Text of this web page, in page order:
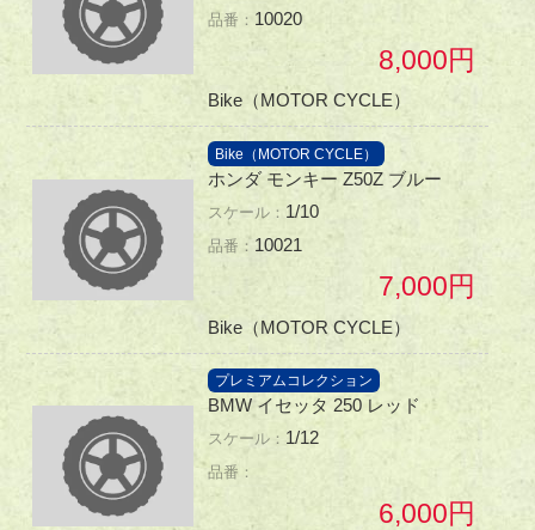
10020
8,000
Bike（MOTOR CYCLE）
Bike（MOTOR CYCLE）
ホンダ モンキー Z50Z ブルー
1/10
10021
7,000
Bike（MOTOR CYCLE）
プレミアムコレクション
BMW イセッタ 250 レッド
1/12
6,000